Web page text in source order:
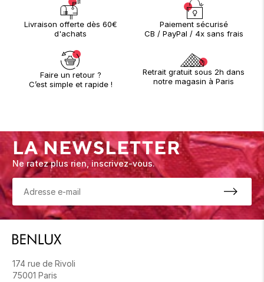
Livraison offerte dès 60€
d'achats
Paiement sécurisé
CB / PayPal / 4x sans frais
Faire un retour ?
C’est simple et rapide !
Retrait gratuit sous 2h dans
notre magasin à Paris
LA NEWSLETTER
Ne ratez plus rien, inscrivez-vous.
174 rue de Rivoli
75001 Paris